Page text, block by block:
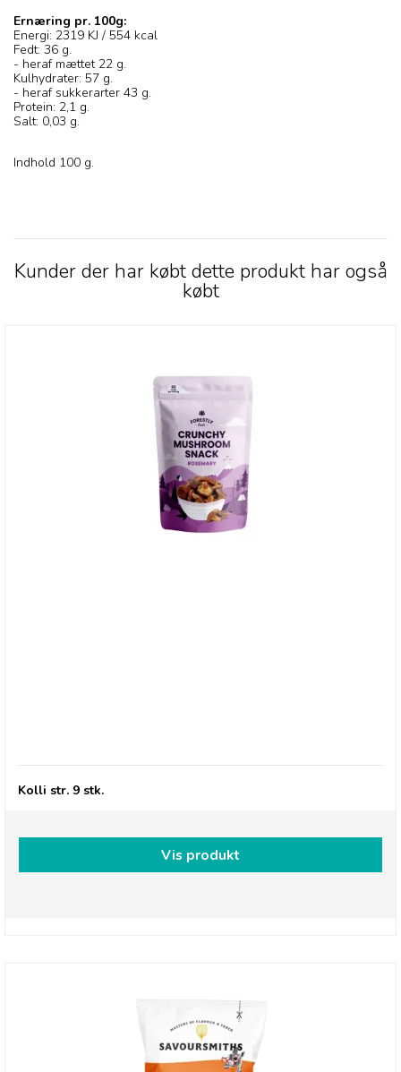
Ernæring pr. 100g:
Energi: 2319 KJ / 554 kcal
Fedt: 36 g.
- heraf mættet 22 g.
Kulhydrater: 57 g.
- heraf sukkerarter 43 g.
Protein: 2,1 g.
Salt: 0,03 g.
Indhold 100 g.
Kunder der har købt dette produkt har også
købt
Kolli str. 9 stk.
Vis produkt